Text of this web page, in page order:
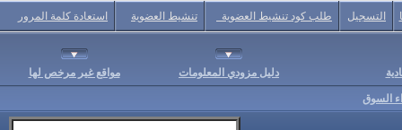
التسجيل طلب كود تنشيط العضوية تنشيط العضوية استعادة كلمة المرور
دليل مزودي المعلومات مواقع غير مرخص لها
السوق